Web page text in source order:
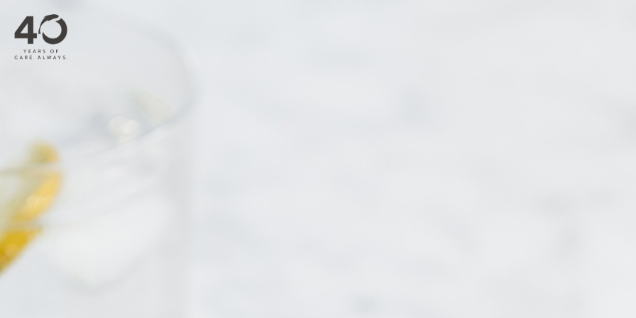
メインコンテンツへスキップ